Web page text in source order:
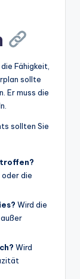
Fähigkeit,
sollte
Er muss die
sollten Sie
die
Wird die
Wird